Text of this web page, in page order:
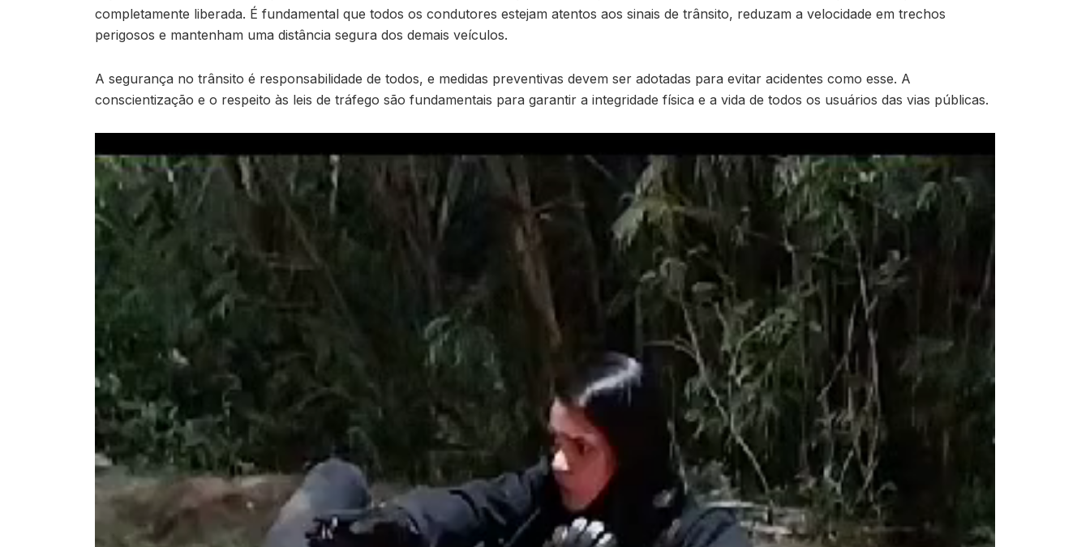
completamente liberada. É fundamental que todos os condutores estejam atentos aos sinais de trânsito, reduzam a velocidade em trechos
perigosos e mantenham uma distância segura dos demais veículos.
A segurança no trânsito é responsabilidade de todos, e medidas preventivas devem ser adotadas para evitar acidentes como esse. A
conscientização e o respeito às leis de tráfego são fundamentais para garantir a integridade física e a vida de todos os usuários das vias públicas.
de
vídeo